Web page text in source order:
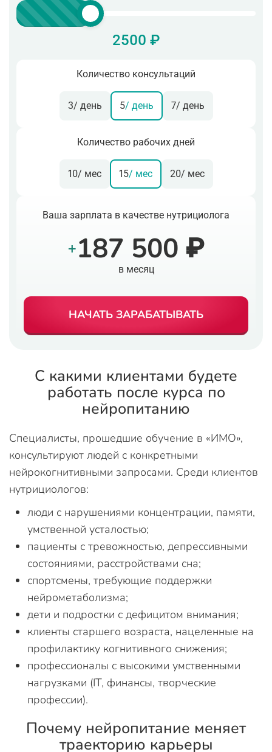
2500 ₽
Количество консультаций
3/ день 5/ день 7/ день
Количество рабочих дней
10/ мес 15/ мес 20/ мес
Ваша зарплата в качестве нутрициолога
+187 500 ₽
в месяц
НАЧАТЬ ЗАРАБАТЫВАТЬ
С какими клиентами будете
работать после курса по
нейропитанию
Специалисты, прошедшие обучение в «ИМО»,
консультируют людей с конкретными
нейрокогнитивными запросами. Среди клиентов
нутрициологов:
люди с нарушениями концентрации, памяти,
умственной усталостью;
пациенты с тревожностью, депрессивными
состояниями, расстройствами сна;
спортсмены, требующие поддержки
нейрометаболизма;
дети и подростки с дефицитом внимания;
клиенты старшего возраста, нацеленные на
профилактику когнитивного снижения;
профессионалы с высокими умственными
нагрузками (IT, финансы, творческие
профессии).
Почему нейропитание меняет
траекторию карьеры